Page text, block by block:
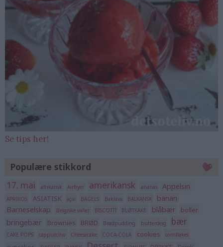
Se tips her!
Populære stikkord
17. mai afrikansk Airfryer amerikansk ananas Appelsin
APRIKOS ASIATISK açai BAGELS Baklava BALKANSK
banan
Barneselskap
Belgiske vafler BISCOTTI BLØTKAKE blåbær boller
bringebær Brownies BRØD Brødpudding butterdeig bær
CAKE POPS cappuccino Cheesecake COCA-COLA cookies cornflakes